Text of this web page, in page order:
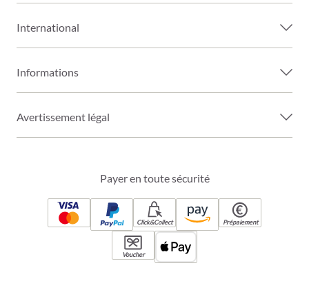
International
Informations
Avertissement légal
Payer en toute sécurité
Click&Collect Prépaiement
Voucher